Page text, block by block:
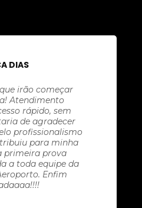
DIAS
irão começar
Atendimento
rápido, sem
de agradecer
profissionalismo
para minha
primeira prova
a toda equipe da
Enfim